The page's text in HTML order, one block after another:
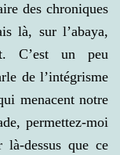
des chroniques
là, sur l’abaya,
C’est un peu
de l’intégrisme
menacent notre
permettez-moi
là-dessus que ce